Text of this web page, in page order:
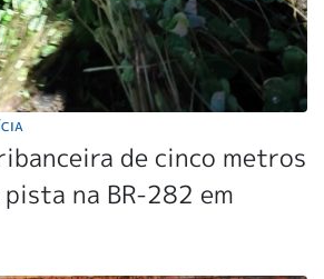
de cinco metros
na BR-282 em